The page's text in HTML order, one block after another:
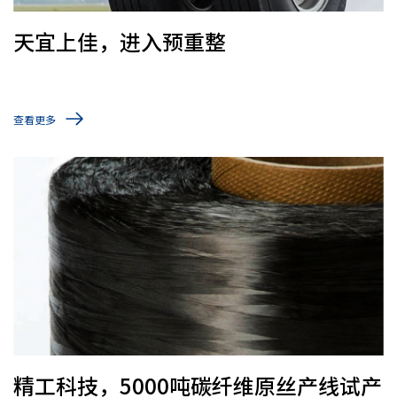
天宜上佳，进入预重整
查看更多
精工科技，5000吨碳纤维原丝产线试产